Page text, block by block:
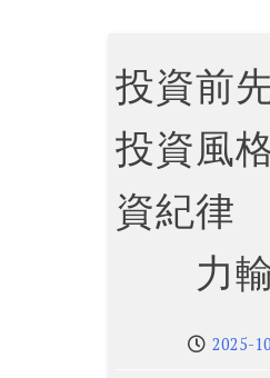
投資前
投資風
資紀律
力
2025-